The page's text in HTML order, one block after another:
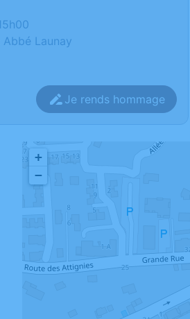
Abbé Launay
Je rends hommage
+
−